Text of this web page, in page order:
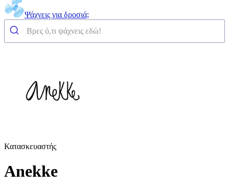
Ψάχνεις για δροσιά;
Κατασκευαστής
Anekke